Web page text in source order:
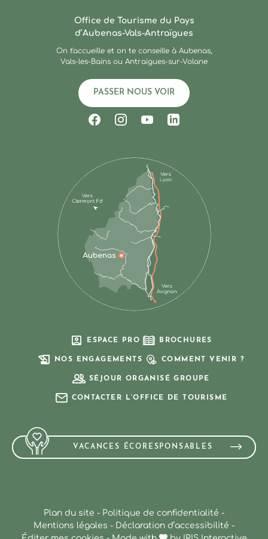
Office de Tourisme du Pays
d’Aubenas-Vals-Antraïgues
On t'accueille et on te conseille à Aubenas,
Vals-les-Bains ou Antraigues-sur-Volane
PASSER NOUS VOIR
Suivez-nous sur Facebook
Suivez-nous sur Instagram
Suivez-nous sur
Suivez-nous sur
ESPACE PRO BROCHURES
NOS ENGAGEMENTS COMMENT VENIR ?
SÉJOUR ORGANISÉ GROUPE
CONTACTER L’OFFICE DE TOURISME
VACANCES ÉCORESPONSABLES
Plan du site - Politique de confidentialité -
Mentions légales - Déclaration d’accessibilité -